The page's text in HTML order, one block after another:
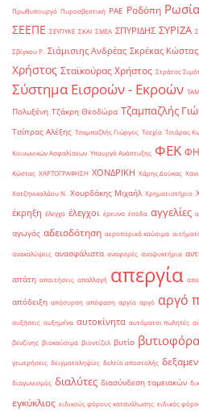
Πρωθυπουργό Πυροσβεστική ΡΑΕ Ροδόπη Ρωσία
ΣΕΕΠΕ ΣΕΥΠΥΚΕ ΣΚΑΙ ΣΜΕΑ ΣΠΥΡΙΔΗΣ ΣΥΡΙΖΑ
Σβίγκου Ρ. Σιάμισιης Ανδρέας Σκρέκας Κώστας
Χρήστος Σταϊκούρας Χρήστος Στράτος
Σύστημα Εισροών - Εκροών
Πολυξένη Τζάκρη Θεοδώρα Τζαμπαζλής
Τσίπρας Αλέξης Τσαμπαζλής Γιώργος Τσεχία Τσιάρας
Κοινωνικών Ασφαλίσεων Υπουργό Ανάπτυξης ΦΕΚ
Κώστας ΧΑΡΤΟΓΡΑΦΗΣΗ ΧΟΝΔΡΙΚΗ Χάρης Δούκας
Χατζηνικολάου Ν. Χουρδάκης Μιχαήλ Χρηματιστήριο
έκρηξη έλεγχο έλεγχοι έρευνα έσοδα αγγελίες
αγωγός αδειοδότηση αεροπορικά καύσιμα
ανακαλύψεις ανασφάλιστα αναφορές αναψυκτήρια
απάτη απαιτήσεις απαλλαγή απεργία
απόδειξη απόσυρση απόφαση αργία αργό αργό
αυξήσεις αυξημένα αυτοκίνητα αυτόματοι πωλητές
βενζίνης βιοκαύσιμα βιοντίζελ βυτίο βυτιοφόρα
γεωτρήσεις δειγματοληψίες δελτίο αποστολής
διαγωνισμός διαλύτες διασύνδεση ταμειακών
εγκύκλιος ειδικούς φόρους κατανάλωσης ειδικός